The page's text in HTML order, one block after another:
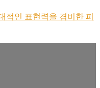
적인 표현력을 겸비한 피